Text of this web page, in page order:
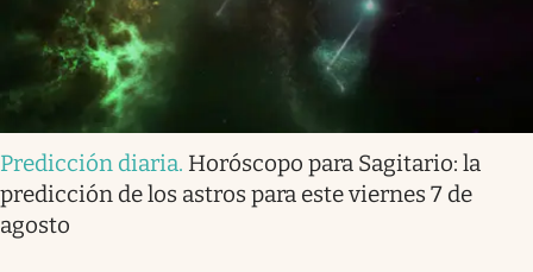
Predicción diaria. Horóscopo para Sagitario: la
predicción de los astros para este viernes 7 de
agosto